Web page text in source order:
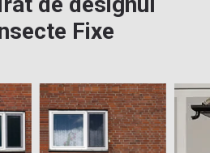
Fixe